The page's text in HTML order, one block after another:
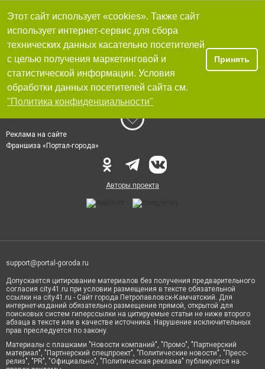
Этот сайт использует «cookies». Также сайт
использует интернет-сервис для сбора
технических данных касательно посетителей
с целью получения маркетинговой и
статистической информации. Условия
обработки данных посетителей сайта см.
"Политика конфиденциальности"
Принять
Реклама на сайте
Франшиза «Портал-города»
Авторы проекта
support@portal-goroda.ru
Допускается цитирование материалов без получения предварительного
согласия city41.ru при условии размещения в тексте обязательной
ссылки на city41.ru - Сайт города Петропавловск-Камчатский. Для
интернет-изданий обязательно размещение прямой, открытой для
поисковых систем гиперссылки на цитируемые статьи не ниже второго
абзаца в тексте или в качестве источника. Нарушение исключительных
прав преследуется по закону.
Материалы с плашками "Новости компаний", "Промо", "Партнерский
материал", "Партнерский спецпроект", "Политические новости", "Пресс-
релиз", "PR", "Официально", "Политическая реклама" публикуются на